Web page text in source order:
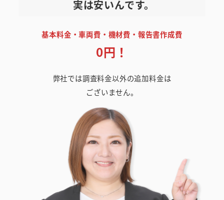
実は安いんです。
基本料金・車両費・機材費・報告書作成費
0円！
弊社では調査料金以外の追加料金は
ございません。